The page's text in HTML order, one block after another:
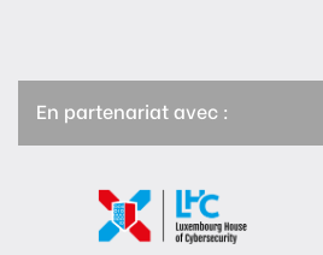
En partenariat avec :